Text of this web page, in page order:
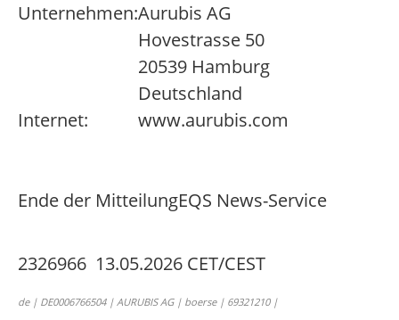
Unternehmen:Aurubis AG
Hovestrasse 50
20539 Hamburg
Deutschland
Internet:
www.aurubis.com
Ende der MitteilungEQS News-Service
2326966 13.05.2026 CET/CEST
de | DE0006766504 | AURUBIS AG | boerse | 69321210 |